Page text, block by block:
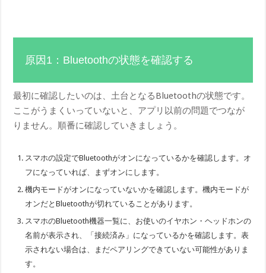
原因1：Bluetoothの状態を確認する
最初に確認したいのは、土台となるBluetoothの状態です。
ここがうまくいっていないと、アプリ以前の問題でつなが
りません。順番に確認していきましょう。
スマホの設定でBluetoothがオンになっているかを確認します。オ
フになっていれば、まずオンにします。
機内モードがオンになっていないかを確認します。機内モードが
オンだとBluetoothが切れていることがあります。
スマホのBluetooth機器一覧に、お使いのイヤホン・ヘッドホンの
名前が表示され、「接続済み」になっているかを確認します。表
示されない場合は、まだペアリングできていない可能性がありま
す。